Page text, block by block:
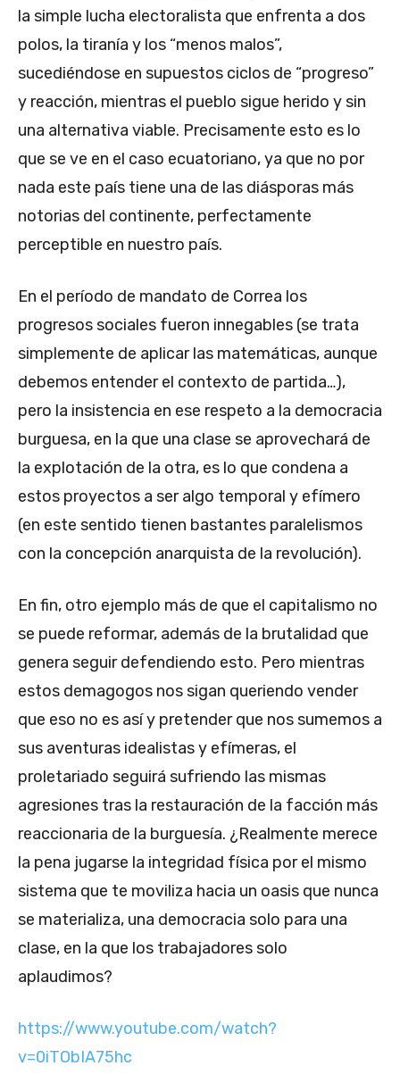
la simple lucha electoralista que enfrenta a dos
polos, la tiranía y los “menos malos”,
sucediéndose en supuestos ciclos de “progreso”
y reacción, mientras el pueblo sigue herido y sin
una alternativa viable. Precisamente esto es lo
que se ve en el caso ecuatoriano, ya que no por
nada este país tiene una de las diásporas más
notorias del continente, perfectamente
perceptible en nuestro país.
En el período de mandato de Correa los
progresos sociales fueron innegables (se trata
simplemente de aplicar las matemáticas, aunque
debemos entender el contexto de partida…),
pero la insistencia en ese respeto a la democracia
burguesa, en la que una clase se aprovechará de
la explotación de la otra, es lo que condena a
estos proyectos a ser algo temporal y efímero
(en este sentido tienen bastantes paralelismos
con la concepción anarquista de la revolución).
En fin, otro ejemplo más de que el capitalismo no
se puede reformar, además de la brutalidad que
genera seguir defendiendo esto. Pero mientras
estos demagogos nos sigan queriendo vender
que eso no es así y pretender que nos sumemos a
sus aventuras idealistas y efímeras, el
proletariado seguirá sufriendo las mismas
agresiones tras la restauración de la facción más
reaccionaria de la burguesía. ¿Realmente merece
la pena jugarse la integridad física por el mismo
sistema que te moviliza hacia un oasis que nunca
se materializa, una democracia solo para una
clase, en la que los trabajadores solo
aplaudimos?
https://www.youtube.com/watch?
v=0iTObIA75hc